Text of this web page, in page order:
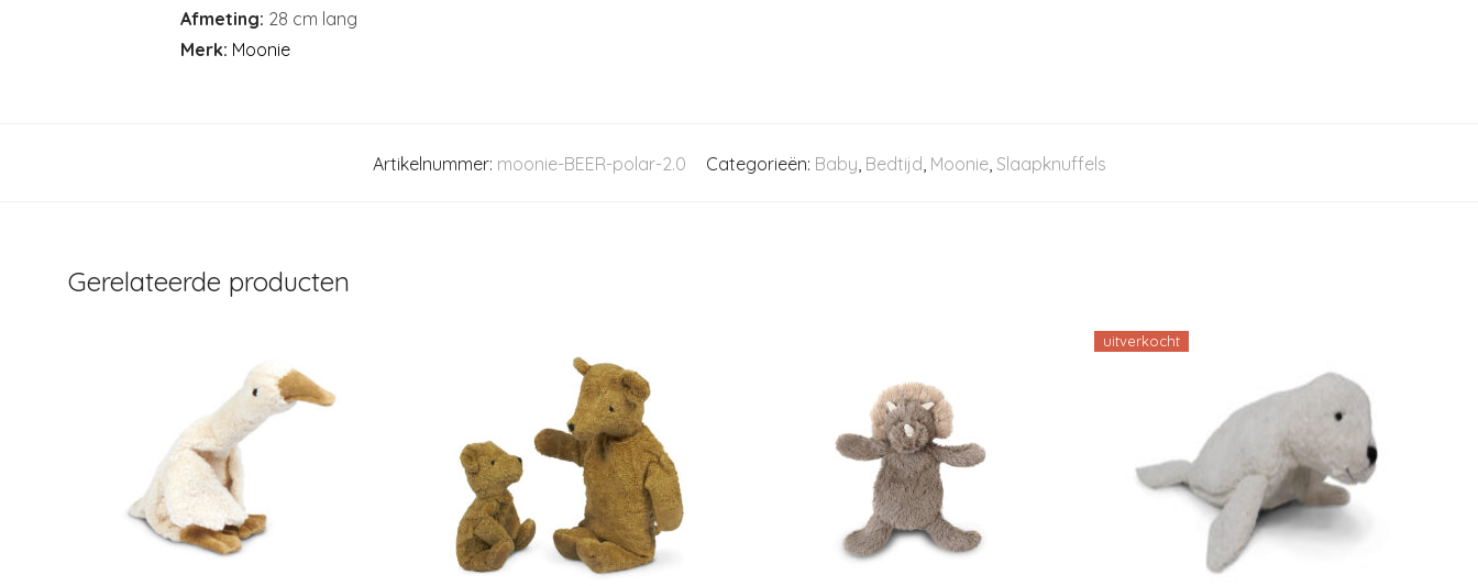
Afmeting: 28 cm lang
Merk: Moonie
Artikelnummer: moonie-BEER-polar-2.0 Categorieën: Baby Bedtijd Moonie, Slaapknuffels
Gerelateerde producten
uitverkocht